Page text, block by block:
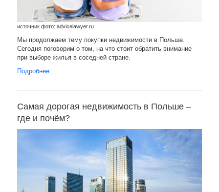
источник фото: advicelawyer.ru
Мы продолжаем тему покупки недвижимости в Польше.
Сегодня поговорим о том, на что стоит обратить внимание
при выборе жилья в соседней стране.
Подробнее...
Самая дорогая недвижимость в Польше –
где и почём?